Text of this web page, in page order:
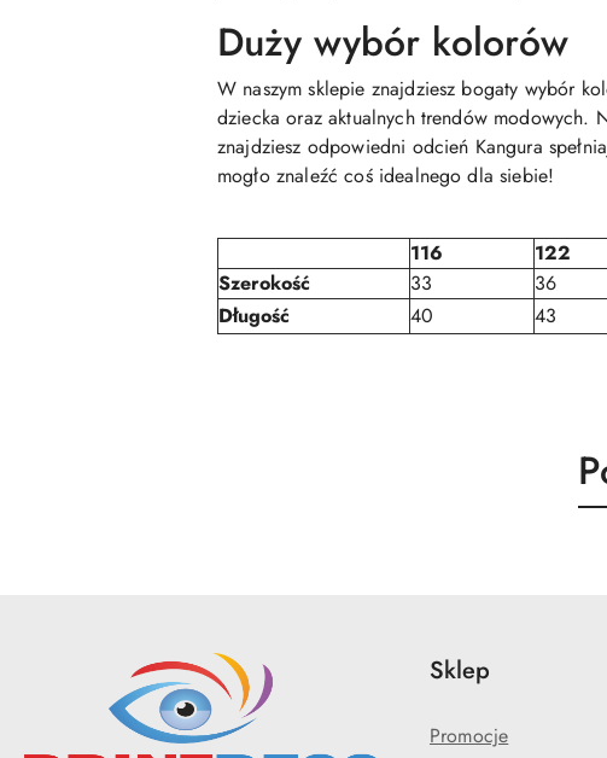
Duży wybór kolorów
W naszym sklepie znajdziesz bogaty wybór
dziecka oraz aktualnych trendów modowych.
znajdziesz odpowiedni odcień Kangura
mogło znaleźć coś idealnego dla siebie!
116 122
Szerokość
33 36
Długość
40 43
o
Sklep
Promocje